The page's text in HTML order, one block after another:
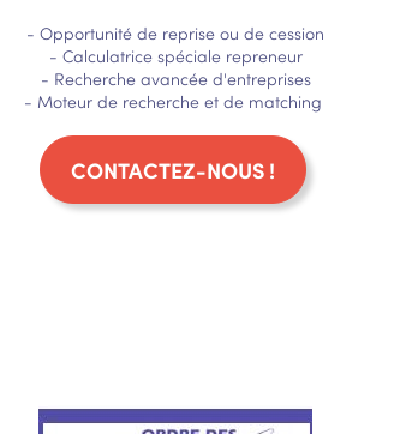
- Opportunité de reprise ou de cession
- Calculatrice spéciale repreneur
- Recherche avancée d'entreprises
- Moteur de recherche et de matching
CONTACTEZ-NOUS !